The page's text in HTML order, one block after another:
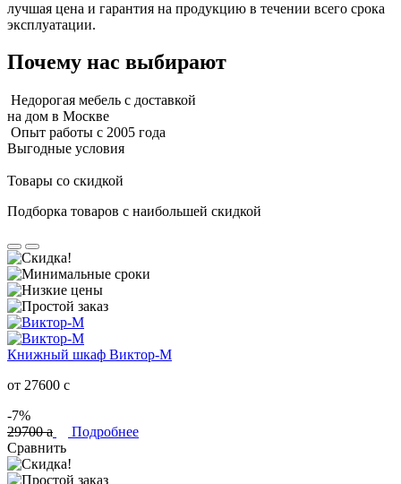
лучшая цена и гарантия на продукцию в течении всего срока
эксплуатации.
Почему нас выбирают
Недорогая мебель с доставкой
на дом в Москве
Опыт работы с 2005 года
Выгодные условия
Товары со скидкой
Подборка товаров с наибольшей скидкой
Книжный шкаф Виктор-М
от 27600 c
-7%
29700a
Подробнее
Сравнить